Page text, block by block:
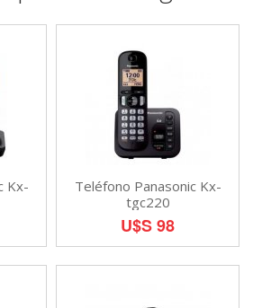
Kx-
Teléfono Panasonic Kx-
tgc220
U$S 98